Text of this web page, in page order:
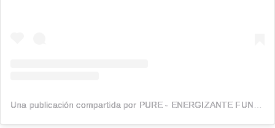
Una publicación compartida por PURE - ENERGIZANTE FUNCIONAL (@puredrinks__)